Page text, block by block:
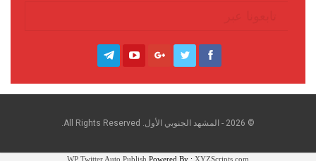
© 2026 - المشهد الجنوبي الأول. All Rights Reserved.
WP Twitter Auto Publish Powered By : XYZScripts.com